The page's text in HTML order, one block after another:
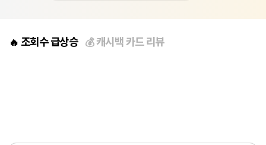
🔥 조회수 급상승 💰캐시백 카드 리뷰